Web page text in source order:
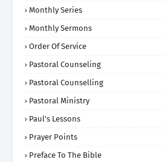
Monthly Series
Monthly Sermons
Order Of Service
Pastoral Counseling
Pastoral Counselling
Pastoral Ministry
Paul's Lessons
Prayer Points
Preface To The Bible